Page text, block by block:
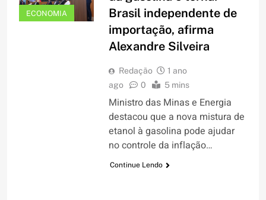
ECONOMIA
Brasil independente de
importação, afirma
Alexandre Silveira
Redação
1 ano
ago
0 5 mins
Ministro das Minas e Energia
destacou que a nova mistura de
etanol à gasolina pode ajudar
no controle da inflação…
Continue Lendo